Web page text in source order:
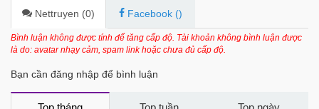
Chapter 188 5 tháng trước
Chapter 187 5 tháng trước
6 tháng trước
Chapter 185
6 tháng trước
Nettruyen (0) Facebook ()
Bình luận không được tính để tăng cấp độ. Tài khoản không bình luận được
là do: avatar nhạy cảm, spam link hoặc chưa đủ cấp độ.
Bạn cần đăng nhập để bình luận